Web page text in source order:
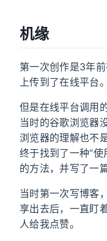
机缘
第一次创作是3年
上传到了在线平台。
但是在线平台调用
当时的谷歌浏览器
浏览器的理解也不
终于找到了一种“
的方法，并写了一
当时第一次写博客
享出去后，一直盯
人给我点赞。